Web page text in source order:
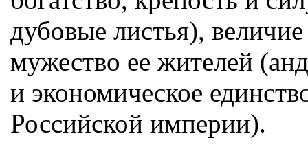
дубовые листья),
мужество ее жителей
и экономическое
Российской империи).